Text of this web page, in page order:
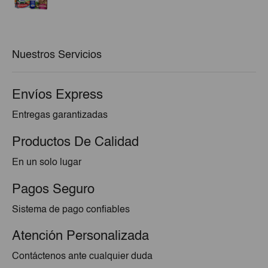
Nuestros Servicios
Envíos Express
Entregas garantizadas
Productos De Calidad
En un solo lugar
Pagos Seguro
Sistema de pago confiables
Atención Personalizada
Contáctenos ante cualquier duda